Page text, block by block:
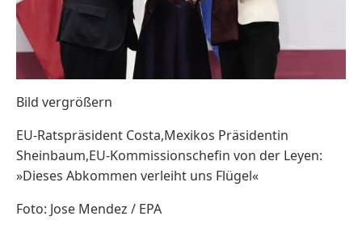
Bild vergrößern
EU-Ratspräsident Costa,Mexikos Präsidentin
Sheinbaum,EU-Kommissionschefin von der Leyen:
»Dieses Abkommen verleiht uns Flügel«
Foto: Jose Mendez / EPA